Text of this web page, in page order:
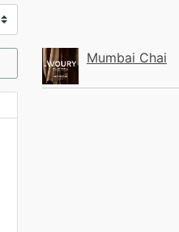
Mumbai Chai